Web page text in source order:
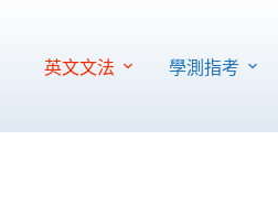
英文文法 學測指考